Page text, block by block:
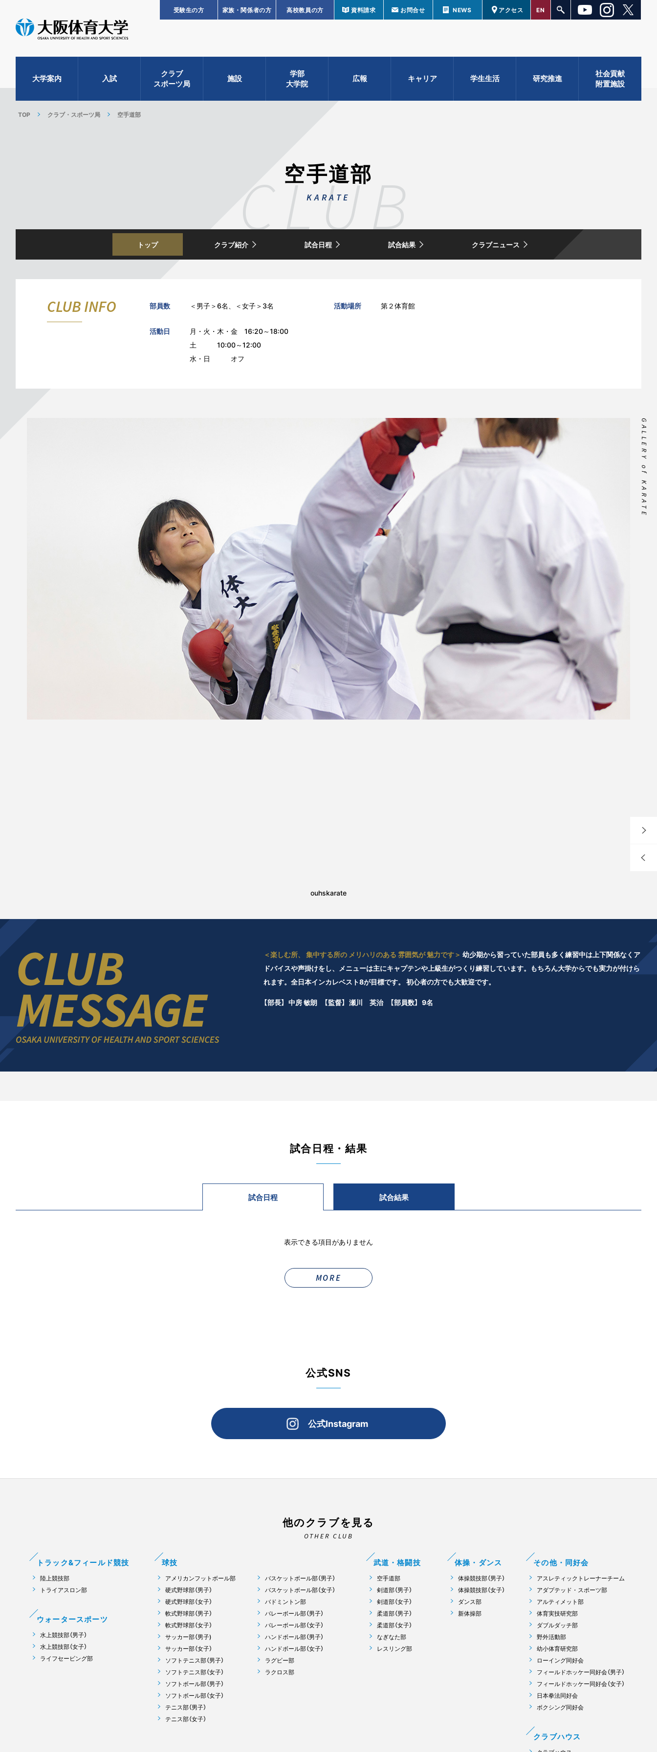
受験生の方 家族・関係者の方 高校教員の方 資料請求 お問合せ NEWS アクセス EN
大学案内 入試
クラブ
スポーツ局
施設
学部
大学院
広報 キャリア 学生生活 研究推進
社会貢献
附置施設
TOP クラブ・スポーツ局 空手道部
空手道部
KARATE
CLUB
トップ クラブ紹介 試合日程 試合結果 クラブニュース
CLUB INFO 部員数 ＜男子＞6名、＜女子＞3名 活動場所 第２体育館
活動日
月・火・木・金 16:20～18:00
土 10:00～12:00
水・日 オフ
GALLERY of KARATE
ouhskarate
＜楽しむ所、 集中する所の メリハリのある 雰囲気が 魅力です＞ 幼少期から習っていた部員も多く練習中は上下関係なくア
ドバイスや声掛けをし、メニューは主にキャプテンや上級生がつくり練習しています。もちろん大学からでも実力が付けら
れます。全日本インカレベスト8が目標です。 初心者の方でも大歓迎です。
【部長】 中房 敏朗 【監督】 瀬川 英治 【部員数】 9名
試合日程・結果
試合日程 試合結果
表示できる項目がありません
MORE
公式SNS
公式Instagram
他のクラブを見る
OTHER CLUB
トラック&フィールド競技
陸上競技部
トライアスロン部
ウォータースポーツ
水上競技部（男子）
水上競技部（女子）
ライフセービング部
球技
アメリカンフットボール部
硬式野球部（男子）
硬式野球部（女子）
軟式野球部（男子）
軟式野球部（女子）
サッカー部（男子)
サッカー部（女子）
ソフトテニス部（男子）
ソフトテニス部（女子）
ソフトボール部（男子）
ソフトボール部（女子）
テニス部（男子）
テニス部（女子）
バスケットボール部（男子）
バスケットボール部（女子）
バドミントン部
バレーボール部（男子）
バレーボール部（女子）
ハンドボール部（男子）
ハンドボール部（女子）
ラグビー部
ラクロス部
武道・格闘技
空手道部
剣道部（男子）
剣道部（女子）
柔道部（男子）
柔道部（女子）
なぎなた部
レスリング部
体操・ダンス
体操競技部（男子）
体操競技部（女子）
ダンス部
新体操部
その他・同好会
アスレティックトレーナーチーム
アダプテッド・スポーツ部
アルティメット部
体育実技研究部
ダブルダッチ部
野外活動部
幼小体育研究部
ローイング同好会
フィールドホッケー同好会（男子）
フィールドホッケー同好会（女子）
日本拳法同好会
ボクシング同好会
クラブハウス